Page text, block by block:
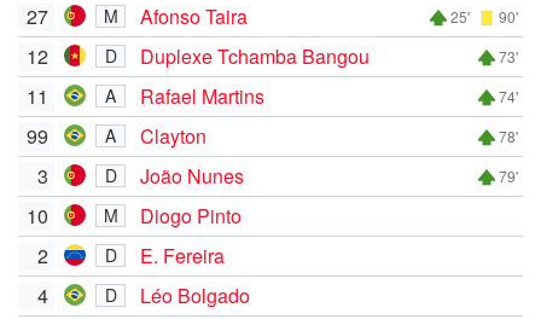
27
M Afonso Taira 25' 90'
12 D Duplexe Tchamba Bangou 73'
11 A Rafael Martins 74'
99 A Clayton 78'
3 D João Nunes 79'
10 M
Diogo Pinto
2
D
E. Fereira
4
D
Léo Bolgado